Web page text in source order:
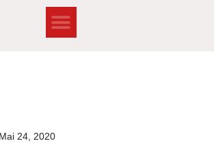
Mai 24, 2020